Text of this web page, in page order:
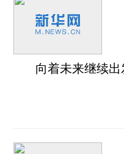
向着未来继续出